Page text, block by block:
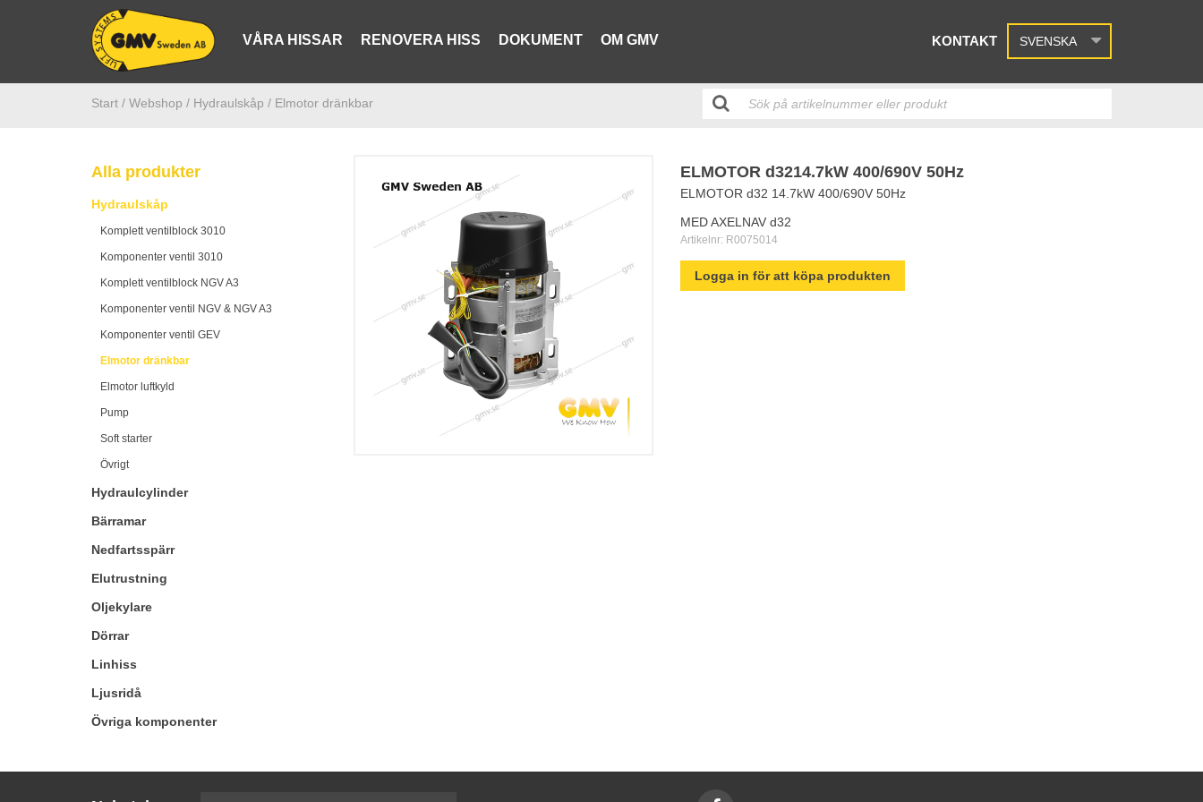
VÅRA HISSAR RENOVERA HISS DOKUMENT OM GMV KONTAKT SVENSKA
Start / Webshop / Hydraulskåp / Elmotor dränkbar
Alla produkter
Hydraulskåp
Komplett ventilblock 3010
Komponenter ventil 3010
Komplett ventilblock NGV A3
Komponenter ventil NGV & NGV A3
Komponenter ventil GEV
Elmotor dränkbar
Elmotor luftkyld
Pump
Soft starter
Övrigt
Hydraulcylinder
Bärramar
Nedfartsspärr
Elutrustning
Oljekylare
Dörrar
Linhiss
Ljusridå
Övriga komponenter
ELMOTOR d3214.7kW 400/690V 50Hz
ELMOTOR d32 14.7kW 400/690V 50Hz
MED AXELNAV d32
Artikelnr: R0075014
Logga in för att köpa produkten